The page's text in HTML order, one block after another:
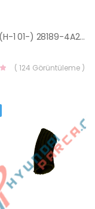
CIVATA (H-1 01-) 28189-4A200-HMC
( 124 Görüntüleme )